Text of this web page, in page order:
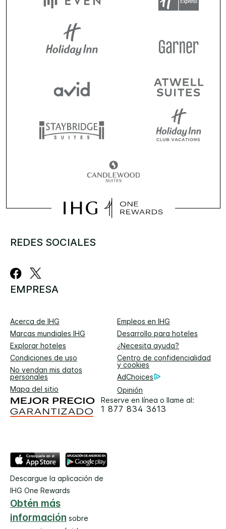
REDES SOCIALES
EMPRESA
Acerca de IHG
Empleos en IHG
Marcas mundiales IHG
Desarrollo para hoteles
Explorar hoteles
¿Necesita ayuda?
Condiciones de uso
Centro de confidencialidad
y cookies
No vendan mis datos
personales
AdChoices
Mapa del sitio
Opinión
Reserve en línea o llame al:
1 877 834 3613
Descargue la aplicación de
IHG One Rewards
Obtén más
información sobre